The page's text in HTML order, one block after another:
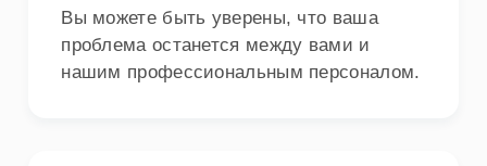
Вы можете быть уверены, что ваша
проблема останется между вами и
нашим профессиональным персоналом.